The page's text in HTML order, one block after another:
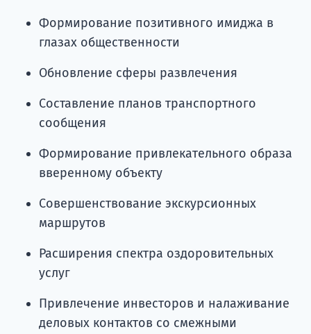
Формирование позитивного имиджа в
глазах общественности
Обновление сферы развлечения
Составление планов транспортного
сообщения
Формирование привлекательного образа
вверенному объекту
Совершенствование экскурсионных
маршрутов
Расширения спектра оздоровительных
услуг
Привлечение инвесторов и налаживание
деловых контактов со смежными